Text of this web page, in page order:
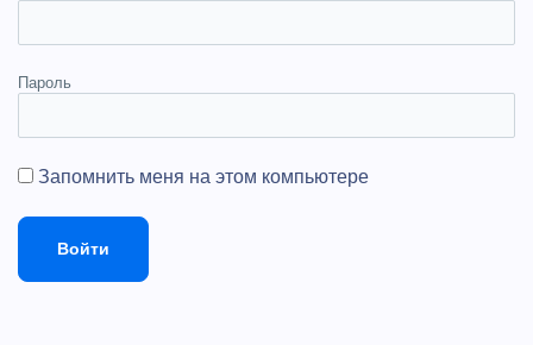
Пароль
Запомнить меня на этом компьютере